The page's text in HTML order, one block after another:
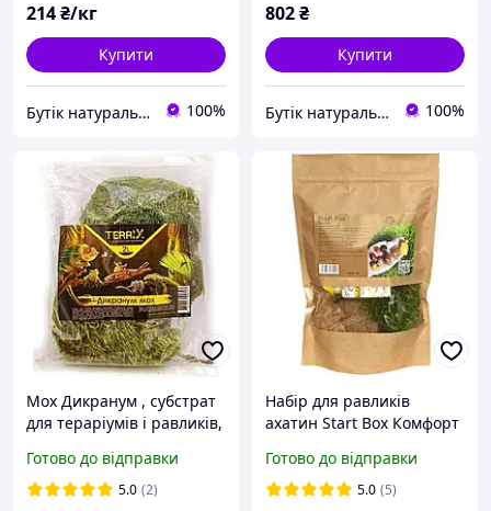
214₴/кг
Купити
Бутік натурального сланцю. Виробник сланцевого посуду в Україні 100%
802₴
Купити
Бутік натурального сланцю. Виробник сланцевого посуду в Україні 100%
Мох Дикранум , субстрат
для тераріумів і равликів,
Готово до відправки
5.0 (2)
Набір для равликів
ахатин Start Box Комфорт
Готово до відправки
5.0 (5)